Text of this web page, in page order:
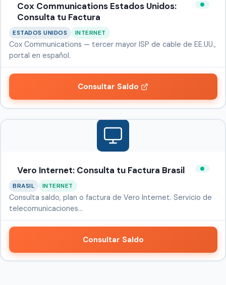
Cox Communications Estados Unidos:
Consulta tu Factura
ESTADOS UNIDOS INTERNET
Cox Communications — tercer mayor ISP de cable de EE.UU.,
portal en español.
Consultar Saldo
Vero Internet: Consulta tu Factura Brasil
BRASIL INTERNET
Consulta saldo, plan o factura de Vero Internet. Servicio de
telecomunicaciones…
Consultar Saldo